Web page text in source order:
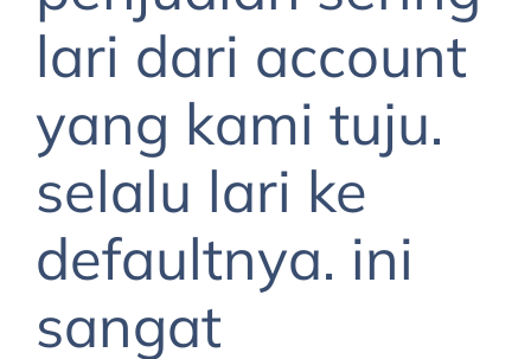
lari dari account
yang kami tuju.
selalu lari ke
defaultnya. ini
sangat